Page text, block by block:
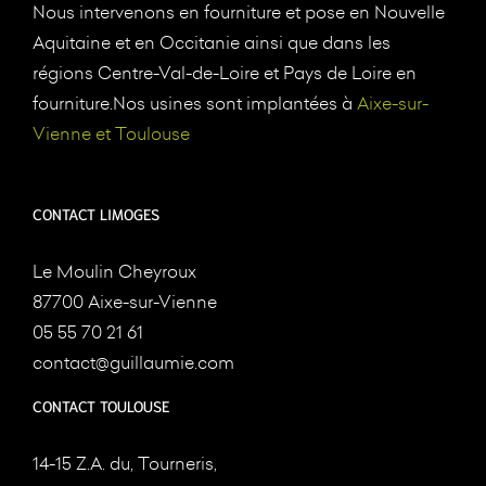
Nous intervenons en fourniture et pose en Nouvelle
Aquitaine et en Occitanie ainsi que dans les
régions Centre-Val-de-Loire et Pays de Loire en
fourniture.Nos usines sont implantées à Aixe-sur-
Vienne et Toulouse
CONTACT LIMOGES
Le Moulin Cheyroux
87700 Aixe-sur-Vienne
05 55 70 21 61
contact@guillaumie.com
CONTACT TOULOUSE
14-15 Z.A. du, Tourneris,